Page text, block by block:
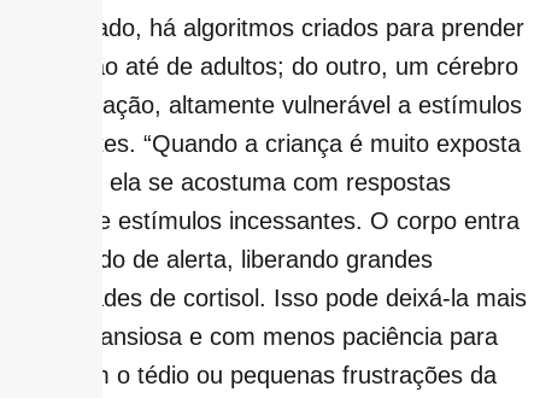
De um lado, há algoritmos criados para prender
a atenção até de adultos; do outro, um cérebro
em formação, altamente vulnerável a estímulos
constantes. “Quando a criança é muito exposta
às telas, ela se acostuma com respostas
rápidas e estímulos incessantes. O corpo entra
em estado de alerta, liberando grandes
quantidades de cortisol. Isso pode deixá-la mais
irritada, ansiosa e com menos paciência para
lidar com o tédio ou pequenas frustrações da